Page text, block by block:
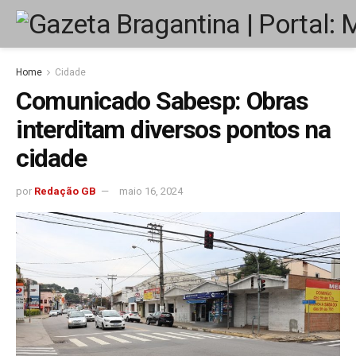
Home Cidade
Comunicado Sabesp: Obras
interditam diversos pontos na
cidade
por Redação GB maio 16, 2024